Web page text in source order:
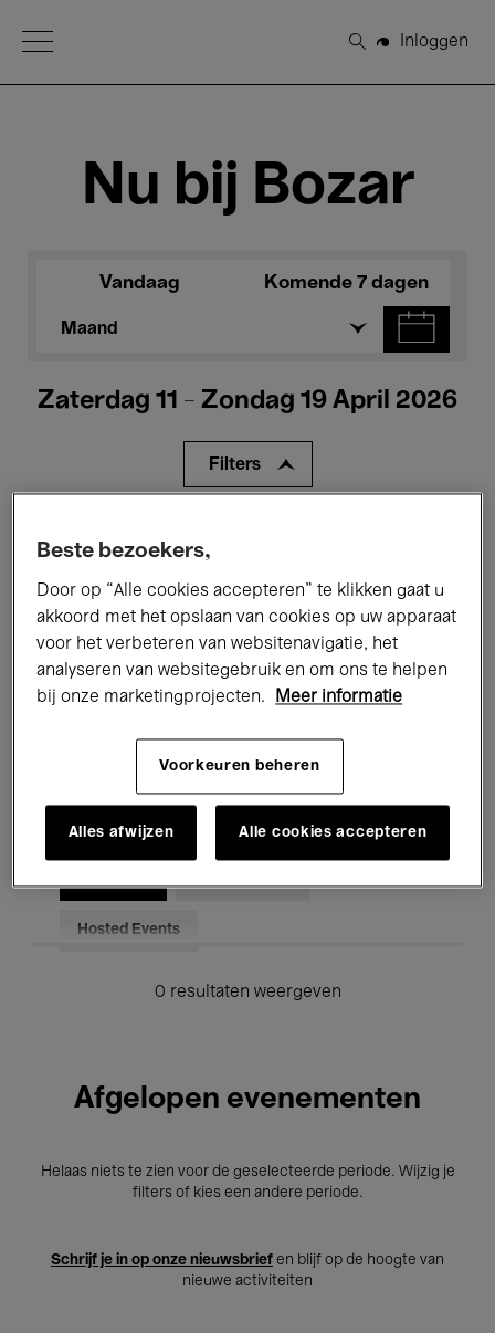
Open Menu
Zoeken
Inloggen
Nu bij Bozar
Vandaag Komende 7 dagen
Maand
Zaterdag 11 - Zondag 19 April 2026
Filters
Tentoonstellingen Films
Performances Lezingen & Debatten
Jazz Klassieke Muziek Global Music
Elektronische Muziek
Voor iedereen Kids’ Palace
Hosted Events
0 resultaten weergeven
Afgelopen evenementen
Helaas niets te zien voor de geselecteerde periode. Wijzig je
filters of kies een andere periode.
Schrijf je in op onze nieuwsbrief en blijf op de hoogte van
nieuwe activiteiten
Beste bezoekers,
Door op “Alle cookies accepteren” te klikken gaat u
akkoord met het opslaan van cookies op uw apparaat
voor het verbeteren van websitenavigatie, het
analyseren van websitegebruik en om ons te helpen
bij onze marketingprojecten.
Meer informatie
Voorkeuren beheren
Alles afwijzen Alle cookies accepteren